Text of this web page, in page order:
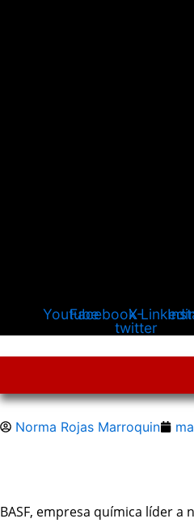
YoutubeFacebookX-
twitter
Norma Rojas Marroquin
BASF, empresa química líder a